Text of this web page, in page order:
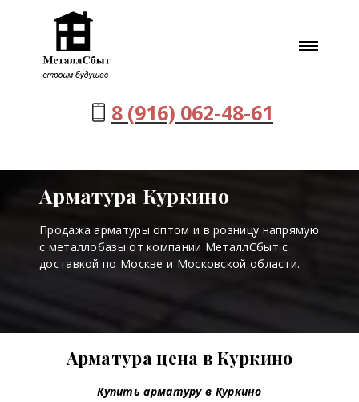
8 (916) 062-48-61
Арматура Куркино
Продажа арматуры оптом и в розницу напрямую
с металлобазы от компании МеталлСбыт с
доставкой по Москве и Московской области.
Арматура цена в Куркино
Купить арматуру в Куркино